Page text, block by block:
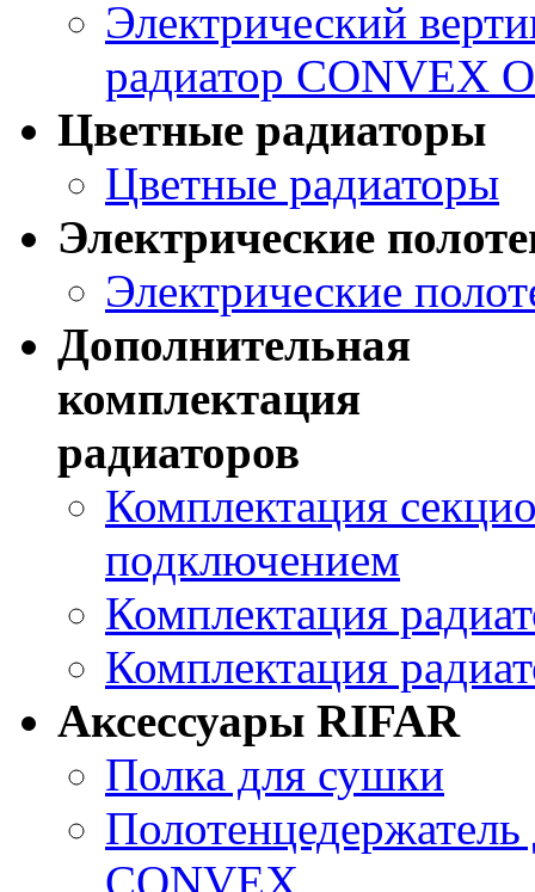
Электрический
радиатор CONVEX
Цветные радиаторы
Цветные радиаторы
Электрические
Электрические
Дополнительная
комплектация
радиаторов
Комплектация
подключением
Комплектация
Комплектация
Аксессуары RIFAR
Полка для сушки